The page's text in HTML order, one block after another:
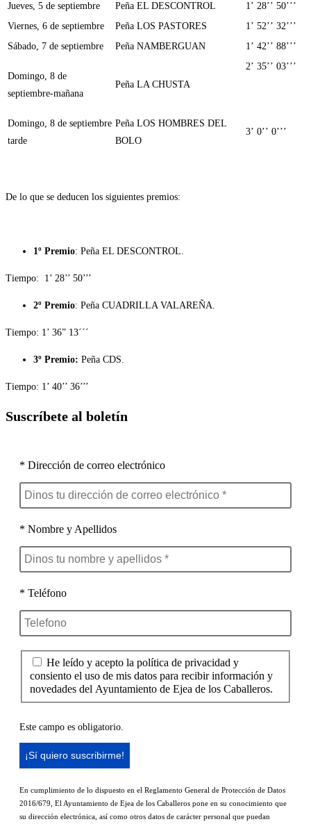
Jueves, 5 de septiembre Peña EL DESCONTROL
1’ 28’’ 50’’’
Viernes, 6 de septiembre
Peña LOS PASTORES
1’ 52’’ 32’’’
Sábado, 7 de septiembre
Peña NAMBERGUAN 1’ 42’’ 88’’’
Domingo, 8 de
septiembre-mañana
Peña LA CHUSTA
2’ 35’’ 03’’’
Domingo, 8 de septiembre
tarde
Peña LOS HOMBRES DEL
BOLO
3’ 0’’ 0’’’
De lo que se deducen los siguientes premios:
1º Premio: Peña EL DESCONTROL.
Tiempo: 1’ 28’’ 50’’’
2º Premio: Peña CUADRILLA VALAREÑA.
Tiempo: 1’ 36” 13´´´
3º Premio: Peña CDS.
Tiempo: 1’ 40’’ 36’’’
Suscríbete al boletín
* Dirección de correo electrónico
* Nombre y Apellidos
* Teléfono
He leído y acepto la política de privacidad y
consiento el uso de mis datos para recibir información y
novedades del Ayuntamiento de Ejea de los Caballeros.
Este campo es obligatorio.
En cumplimiento de lo dispuesto en el Reglamento General de Protección de Datos
2016/679, El Ayuntamiento de Ejea de los Caballeros pone en su conocimiento que
su dirección electrónica, así como otros datos de carácter personal que puedan